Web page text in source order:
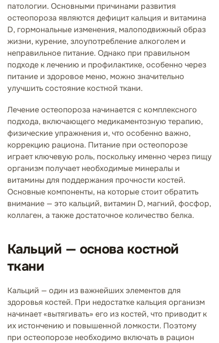
патологии. Основными причинами развития
остеопороза являются дефицит кальция и витамина
D, гормональные изменения, малоподвижный образ
жизни, курение, злоупотребление алкоголем и
неправильное питание. Однако при правильном
подходе к лечению и профилактике, особенно через
питание и здоровое меню, можно значительно
улучшить состояние костной ткани.
Лечение остеопороза начинается с комплексного
подхода, включающего медикаментозную терапию,
физические упражнения и, что особенно важно,
коррекцию рациона. Питание при остеопорозе
играет ключевую роль, поскольку именно через пищу
организм получает необходимые минералы и
витамины для поддержания прочности костей.
Основные компоненты, на которые стоит обратить
внимание — это кальций, витамин D, магний, фосфор,
коллаген, а также достаточное количество белка.
Кальций — основа костной
ткани
Кальций — один из важнейших элементов для
здоровья костей. При недостатке кальция организм
начинает «вытягивать» его из костей, что приводит к
их истончению и повышенной ломкости. Поэтому
при остеопорозе необходимо включать в рацион